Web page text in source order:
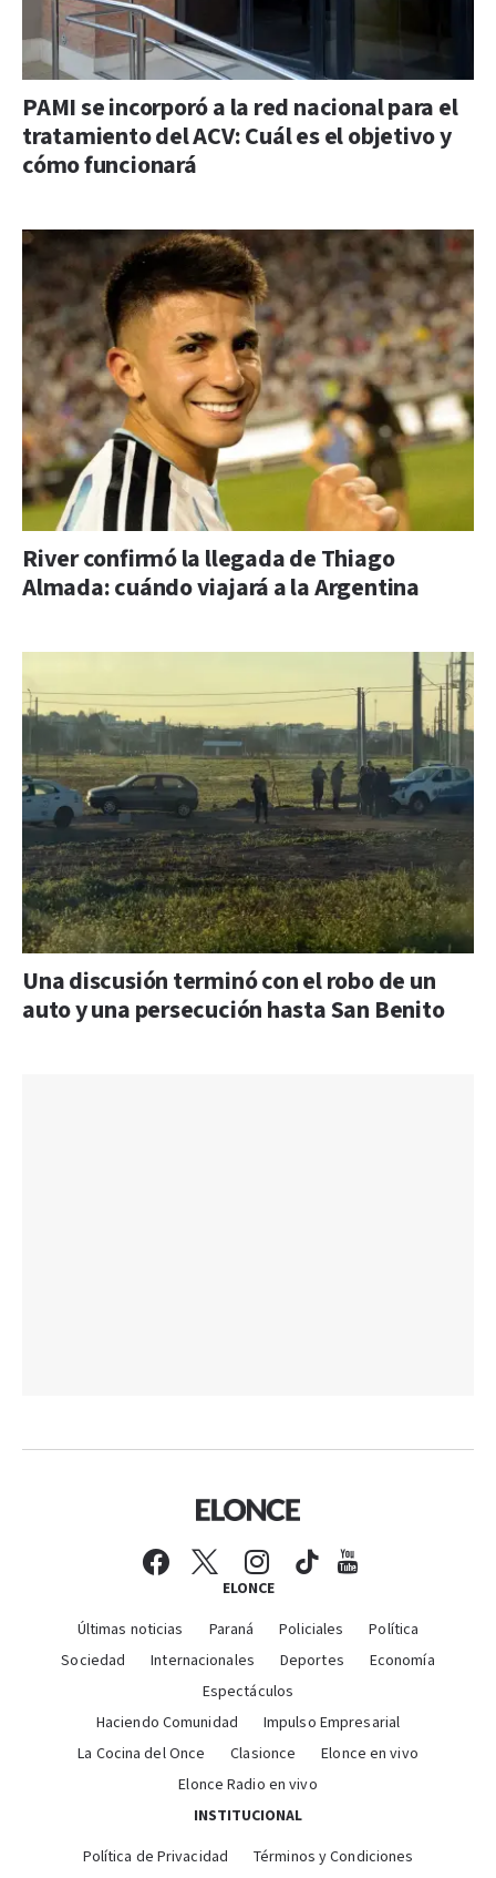
PAMI se incorporó a la red nacional para el
tratamiento del ACV: Cuál es el objetivo y
cómo funcionará
River confirmó la llegada de Thiago
Almada: cuándo viajará a la Argentina
Una discusión terminó con el robo de un
auto y una persecución hasta San Benito
ELONCE
Últimas noticias Paraná Policiales
Política
Sociedad
Internacionales Deportes
Economía
Espectáculos
Haciendo Comunidad
Impulso Empresarial
La Cocina del Once
Clasionce
Elonce en vivo
Elonce Radio en vivo
INSTITUCIONAL
Política de Privacidad
Términos y Condiciones